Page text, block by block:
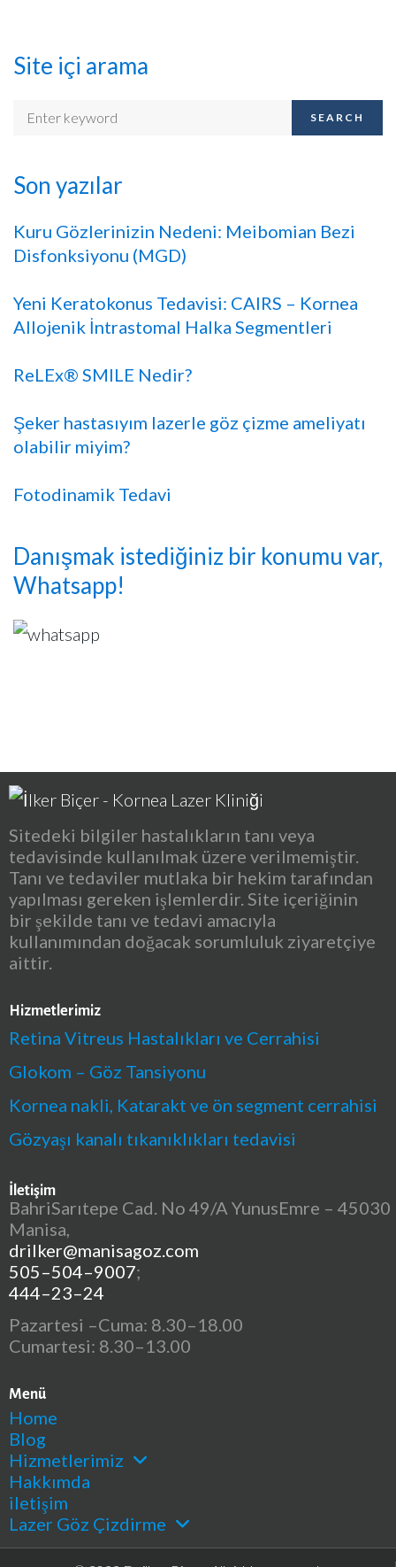
Site içi arama
SEARCH
Son yazılar
Kuru Gözlerinizin Nedeni: Meibomian Bezi
Disfonksiyonu (MGD)
Yeni Keratokonus Tedavisi: CAIRS – Kornea
Allojenik İntrastomal Halka Segmentleri
ReLEx® SMILE Nedir?
Şeker hastasıyım lazerle göz çizme ameliyatı
olabilir miyim?
Fotodinamik Tedavi
Danışmak istediğiniz bir konumu var,
Whatsapp!
Sitedeki bilgiler hastalıkların tanı veya
tedavisinde kullanılmak üzere verilmemiştir.
Tanı ve tedaviler mutlaka bir hekim tarafından
yapılması gereken işlemlerdir. Site içeriğinin
bir şekilde tanı ve tedavi amacıyla
kullanımından doğacak sorumluluk ziyaretçiye
aittir.
Hizmetlerimiz
Retina Vitreus Hastalıkları ve Cerrahisi
Glokom – Göz Tansiyonu
Kornea nakli, Katarakt ve ön segment cerrahisi
Gözyaşı kanalı tıkanıklıkları tedavisi
İletişim
BahriSarıtepe Cad. No 49/A YunusEmre – 45030
Manisa,
drilker@manisagoz.com
505–504–9007;
444–23–24
Pazartesi –Cuma: 8.30–18.00
Cumartesi: 8.30–13.00
Menü
Home
Blog
Hizmetlerimiz
Hakkımda
iletişim
Lazer Göz Çizdirme